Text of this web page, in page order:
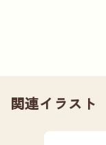
関連イラスト